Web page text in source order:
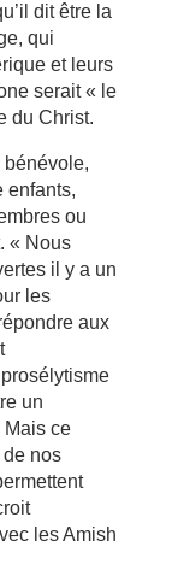
dit être la
qui
et leurs
serait « le
du Christ.
bénévole,
enfants,
ou
« Nous
il y a un
les
aux
un
Mais ce
de nos
les Amish